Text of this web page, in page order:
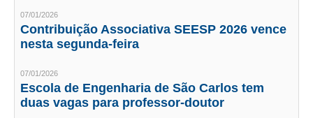
CONVÊNIOS
SEESPPREV
07/01/2026
Contribuição Associativa SEESP 2026 vence
nesta segunda-feira
07/01/2026
Escola de Engenharia de São Carlos tem
duas vagas para professor-doutor